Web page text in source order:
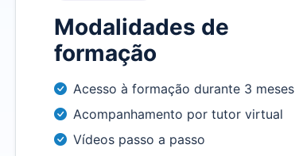
Modalidades de
formação
Acesso à formação durante 3 meses
Acompanhamento por tutor virtual
Vídeos passo a passo